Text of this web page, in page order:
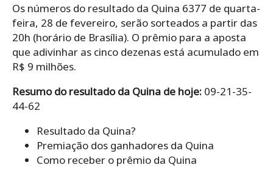
Os números do resultado da Quina 6377 de quarta-
feira, 28 de fevereiro, serão sorteados a partir das
20h (horário de Brasília). O prêmio para a aposta
que adivinhar as cinco dezenas está acumulado em
R$ 9 milhões.
Resumo do resultado da Quina de hoje: 09-21-35-
44-62
Resultado da Quina?
Premiação dos ganhadores da Quina
Como receber o prêmio da Quina